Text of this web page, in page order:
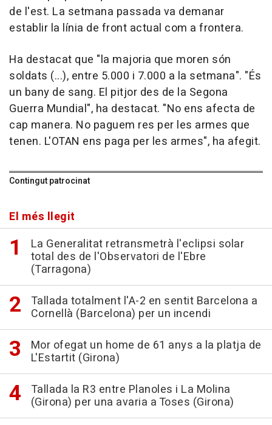
de l'est. La setmana passada va demanar
establir la línia de front actual com a frontera.
Ha destacat que "la majoria que moren són
soldats (...), entre 5.000 i 7.000 a la setmana". "És
un bany de sang. El pitjor des de la Segona
Guerra Mundial", ha destacat. "No ens afecta de
cap manera. No paguem res per les armes que
tenen. L'OTAN ens paga per les armes", ha afegit.
Contingut patrocinat
El més llegit
La Generalitat retransmetrà l'eclipsi solar
total des de l'Observatori de l'Ebre
(Tarragona)
Tallada totalment l'A-2 en sentit Barcelona a
Cornellà (Barcelona) per un incendi
Mor ofegat un home de 61 anys a la platja de
L'Estartit (Girona)
Tallada la R3 entre Planoles i La Molina
(Girona) per una avaria a Toses (Girona)